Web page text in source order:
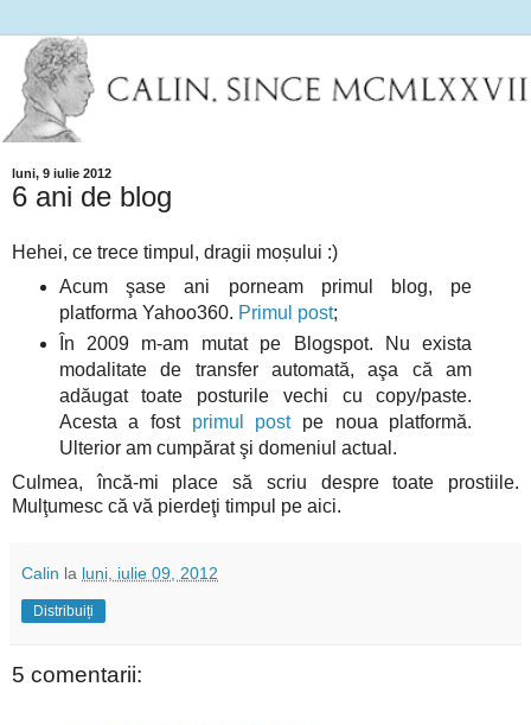
luni, 9 iulie 2012
6 ani de blog
Hehei, ce trece timpul, dragii moșului :)
Acum şase ani porneam primul blog, pe
platforma Yahoo360. Primul post;
În 2009 m-am mutat pe Blogspot. Nu exista
modalitate de transfer automată, aşa că am
adăugat toate posturile vechi cu copy/paste.
Acesta a fost primul postpe noua platformă.
Ulterior am cumpărat şi domeniul actual.
Culmea, încă-mi place să scriu despre toate prostiile.
Mulţumesc că vă pierdeţi timpul pe aici.
Calin la luni, iulie 09, 2012
Distribuiți
5 comentarii: